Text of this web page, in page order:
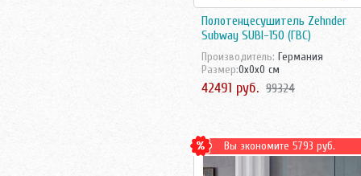
Полотенцесушитель Zehnder
Subway SUBI-150 (ГВС)
Производитель: Германия
Размер:0x0x0 см
42491 руб. 99324
Вы экономите 5793 руб.